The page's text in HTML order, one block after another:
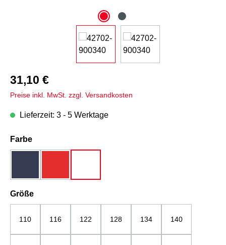
31,10 €
Preise inkl. MwSt. zzgl. Versandkosten
Lieferzeit: 3 - 5 Werktage
Farbeauswählen
Größeauswählen
110 116 122 128 134 140